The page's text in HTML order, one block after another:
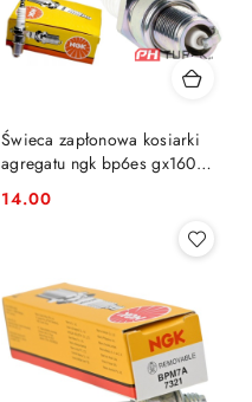
Świeca zapłonowa kosiarki
agregatu ngk bp6es gx160
2LCP76F 2P77F 2P80F
Cena:
14.00